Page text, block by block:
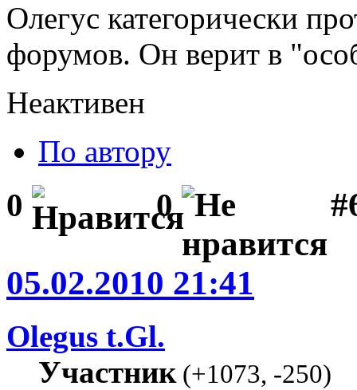
Олегус категорически
форумов. Он верит в
Неактивен
По автору
0 0
05.02.2010 21:41
Olegus t.Gl.
Участник(+1073, -250)